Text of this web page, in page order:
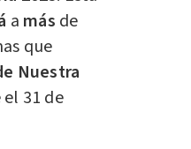
a más de
que
Nuestra
31 de